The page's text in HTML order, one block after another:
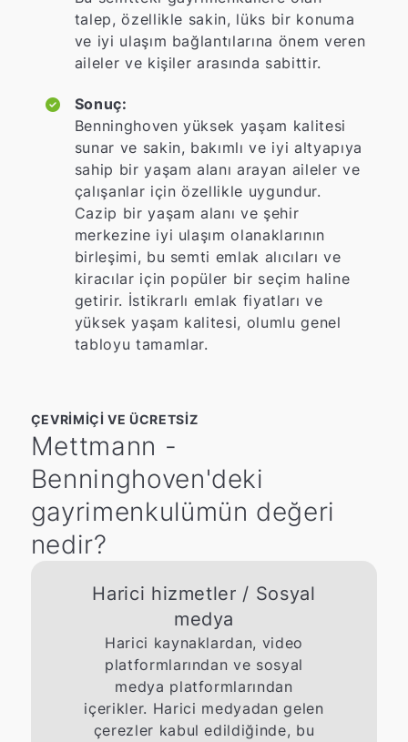
talep, özellikle sakin, lüks bir konuma
ve iyi ulaşım bağlantılarına önem veren
aileler ve kişiler arasında sabittir.
Sonuç:
Benninghoven yüksek yaşam kalitesi
sunar ve sakin, bakımlı ve iyi altyapıya
sahip bir yaşam alanı arayan aileler ve
çalışanlar için özellikle uygundur.
Cazip bir yaşam alanı ve şehir
merkezine iyi ulaşım olanaklarının
birleşimi, bu semti emlak alıcıları ve
kiracılar için popüler bir seçim haline
getirir. İstikrarlı emlak fiyatları ve
yüksek yaşam kalitesi, olumlu genel
tabloyu tamamlar.
ÇEVRIMIÇI VE ÜCRETSIZ
Mettmann -
Benninghoven'deki
gayrimenkulümün değeri
nedir?
Harici hizmetler / Sosyal
medya
Harici kaynaklardan, video
platformlarından ve sosyal
medya platformlarından
içerikler. Harici medyadan gelen
çerezler kabul edildiğinde, bu